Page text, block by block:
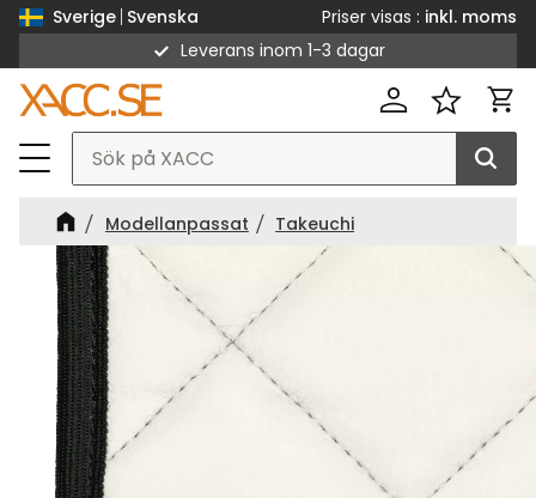
Sverige Svenska Priser visas
inkl. moms
Leverans inom 1-3 dagar
Modellanpassat Takeuchi